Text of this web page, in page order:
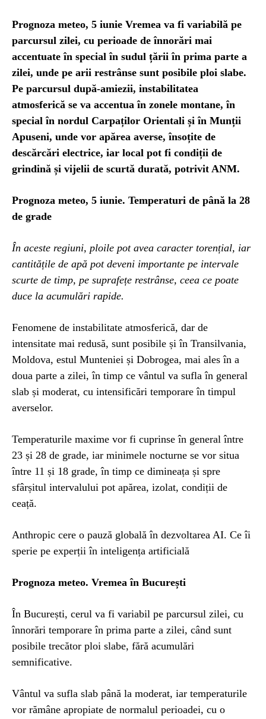
Prognoza meteo, 5 iunie Vremea va fi variabilă pe
parcursul zilei, cu perioade de înnorări mai
accentuate în special în sudul țării în prima parte a
zilei, unde pe arii restrânse sunt posibile ploi slabe.
Pe parcursul după-amiezii, instabilitatea
atmosferică se va accentua în zonele montane, în
special în nordul Carpaților Orientali și în Munții
Apuseni, unde vor apărea averse, însoțite de
descărcări electrice, iar local pot fi condiții de
grindină și vijelii de scurtă durată, potrivit ANM.
Prognoza meteo, 5 iunie. Temperaturi de până la 28
de grade
În aceste regiuni, ploile pot avea caracter torențial, iar
cantitățile de apă pot deveni importante pe intervale
scurte de timp, pe suprafețe restrânse, ceea ce poate
duce la acumulări rapide.
Fenomene de instabilitate atmosferică, dar de
intensitate mai redusă, sunt posibile și în Transilvania,
Moldova, estul Munteniei și Dobrogea, mai ales în a
doua parte a zilei, în timp ce vântul va sufla în general
slab și moderat, cu intensificări temporare în timpul
averselor.
Temperaturile maxime vor fi cuprinse în general între
23 și 28 de grade, iar minimele nocturne se vor situa
între 11 și 18 grade, în timp ce dimineața și spre
sfârșitul intervalului pot apărea, izolat, condiții de
ceață.
Anthropic cere o pauză globală în dezvoltarea AI. Ce îi
sperie pe experții în inteligența artificială
Prognoza meteo. Vremea în București
În București, cerul va fi variabil pe parcursul zilei, cu
înnorări temporare în prima parte a zilei, când sunt
posibile trecător ploi slabe, fără acumulări
semnificative.
Vântul va sufla slab până la moderat, iar temperaturile
vor rămâne apropiate de normalul perioadei, cu o